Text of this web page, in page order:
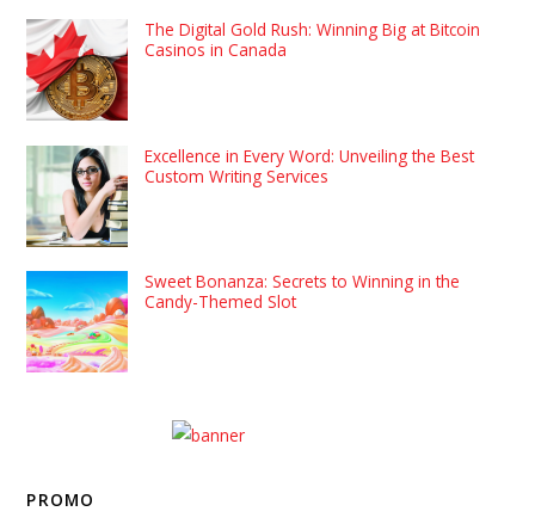
The Digital Gold Rush: Winning Big at Bitcoin
Casinos in Canada
Excellence in Every Word: Unveiling the Best
Custom Writing Services
Sweet Bonanza: Secrets to Winning in the
Candy-Themed Slot
PROMO